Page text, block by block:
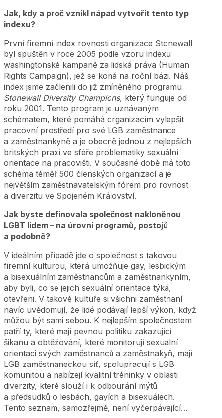
Jak, kdy a proč vznikl nápad vytvořit tento typ
indexu?
První firemní index rovnosti organizace Stonewall
byl spuštěn v roce 2005 podle vzoru indexu
washingtonské kampaně za lidská práva (Human
Rights Campaign), jež se koná na roční bázi. Náš
index jsme začlenili do již zmíněného programu
Stonewall Diversity Champions, který funguje od
roku 2001. Tento program je uznávaným
schématem, které pomáhá organizacím vylepšit
pracovní prostředí pro své LGB zaměstnance
a zaměstnankyně a je obecně jednou z nejlepších
britských praxí ve sféře problematiky sexuální
orientace na pracovišti. V současné době má toto
schéma téměř 500 členských organizací a je
největším zaměstnavatelským fórem pro rovnost
a diverzitu ve Spojeném Království.
Jak byste definovala společnost nakloněnou
LGBT lidem – na úrovni programů, postojů
a podobně?
V ideálním případě jde o společnost s takovou
firemní kulturou, která umožňuje gay, lesbickým
a bisexuálním zaměstnancům a zaměstnankyním,
aby byli, co se jejich sexuální orientace týká,
otevřeni. V takové kultuře si všichni zaměstnaní
navíc uvědomují, že lidé podávají lepší výkon, když
můžou být sami sebou. K nejlepším společnostem
patří ty, které mají pevnou politiku zakazující
šikanu a obtěžování, které monitorují sexuální
orientaci svých zaměstnanců a zaměstnakyň, mají
LGB zaměstnaneckou síť, spolupracují s LGB
komunitou a nabízejí kvalitní tréninky v oblasti
diverzity, které slouží i k odbourání mýtů
a předsudků o lesbách, gayích a bisexuálech.
Tento seznam, samozřejmě, není vyčerpávající…